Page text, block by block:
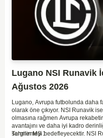
Lugano NSI Runavik
Ağustos 2026
Lugano, Avrupa futbolunda daha
olarak öne çıkıyor. NSI Runavik
olmasına rağmen Avrupa
avantajını ve daha iyi kadro
sergilemeyi hedefleyecektir. NSI
Tahmin MS 1